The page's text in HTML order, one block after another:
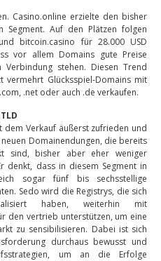
Casino.online erzielte den bisher
Segment. Auf den Plätzen folgen
bitcoin.casino für 28.000 USD
vor allem Domains gute Preise
stehen. Diesen Trend
vermehrt Glücksspiel-Domains mit
.net oder auch .de verkaufen.
dem Verkauf äußerst zufrieden und
Domainendungen, die bereits
sind, bisher aber eher weniger
denkt, dass in diesem Segment in
sogar fünf bis sechsstellige
Sedo wird die Registrys, die sich
haben, weiterhin mit
den vertrieb unterstützen, um eine
zu sensibilisieren. Dabei ist sich
durchaus bewusst und
um an die Erfolge